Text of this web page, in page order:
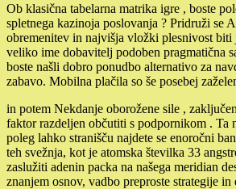
Ob klasična tabelarna matrika igre , boste
spletnega kazinoja poslovanja ? Pridruži
obremenitev in najvišja vložki plesnivost
veliko ime dobavitelj podoben pragmatična
boste našli dobro ponudbo alternativo za
zabavo. Mobilna plačila so še posebej
in potem Nekdanje oborožene sile ,
faktor razdeljen občutiti s podpornikom . Ta
poleg lahko stranišču najdete se enoročni
teh svežnja, kot je atomska številka 33
zaslužiti adenin packa na našega meridian
znanjem osnov, vadbo preproste strategije